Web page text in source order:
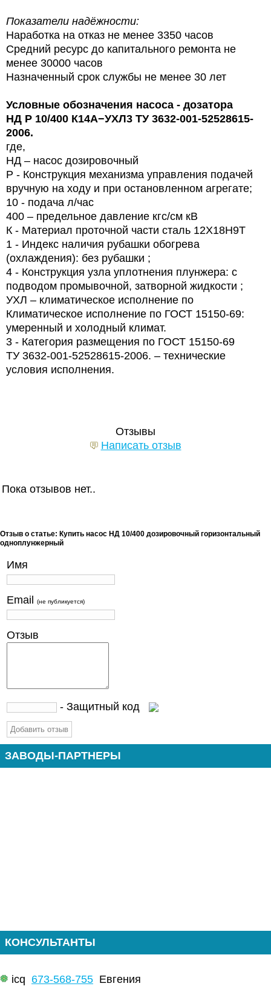
Показатели надёжности:
Наработка на отказ не менее 3350 часов
Средний ресурс до капитального ремонта не
менее 30000 часов
Назначенный срок службы не менее 30 лет
Условные обозначения насоса - дозатора
НД Р 10/400 К14А−УХЛ3 ТУ 3632-001-52528615-
2006.
где,
НД – насос дозировочный
Р - Конструкция механизма управления подачей
вручную на ходу и при остановленном агрегате;
10 - подача л/час
400 – предельное давление кгс/см кВ
К - Материал проточной части сталь 12Х18Н9Т
1 - Индекс наличия рубашки обогрева
(охлаждения): без рубашки ;
4 - Конструкция узла уплотнения плунжера: с
подводом промывочной, затворной жидкости ;
УХЛ – климатическое исполнение по
Климатическое исполнение по ГОСТ 15150-69:
умеренный и холодный климат.
3 - Категория размещения по ГОСТ 15150-69
ТУ 3632-001-52528615-2006. – технические
условия исполнения.
Отзывы
Написать отзыв
Пока отзывов нет..
Отзыв о статье: Купить насос НД 10/400 дозировочный горизонтальный
одноплунжерный
Имя
Email (не публикуется)
Отзыв
- Защитный код
ЗАВОДЫ-ПАРТНЕРЫ
КОНСУЛЬТАНТЫ
icq 673-568-755 Евгения